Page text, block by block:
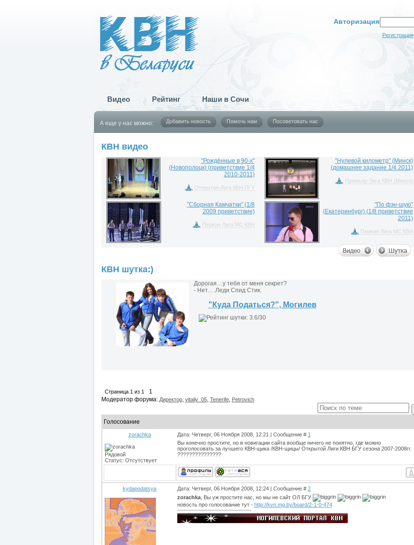
Авторизация
Регистрация
Видео Рейтинг Наши в Сочи
А еще у нас можно: Добавить новость Помочь нам Посоветовать нас
КВН видео
"Рождённые в 90-х"
(Новополоцк) (приветствие 1/4
2010-2011)
Открытая Лига КВН ПГУ
"Нулевой километр" (Минск)
(домашнее задание 1/4 2011)
Премьер-Лига КВН (Минск)
"Сборная Камчатки" (1/8
2009 приветствие)
Первая Лига МС КВН
"По фэн-шую"
(Екатеринбург) (1/8 приветствие
2011)
Первая Лига МС КВН
КВН шутка:)
Дорогая…у тебя от меня секрет?
- Нет….Леди Спид Стик.
"Куда Податься?", Могилев
Страница 1 из 1
1
Модератор форума: Директор, vitaliy_05, Tenerife, Petrovich
Голосование
zorachka Дата: Четверг, 06 Ноября 2008, 12:21 | Сообщение # 1
Рядовой
Статус: Отсутствует
Вы конечно простите, но в новигации сайта вообще ничего не понятно, где можно
проголосовать за лучшего КВН-щика /КВН-щицы/ Открытой Лиги КВН БГУ сезона 2007-2008гг.
???????????????
kydapodatsya Дата: Четверг, 06 Ноября 2008, 12:24 | Сообщение # 2
zorachka, Вы уж простите нас, но мы не сайт ОЛ БГУ
новость про голосование тут - http://kvn.mg.by/board/2-1-0-474